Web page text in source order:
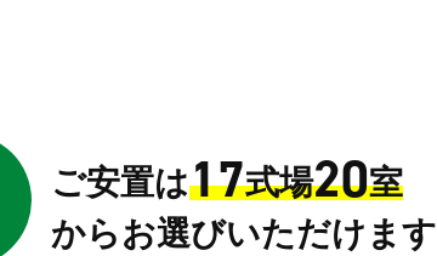
ご安置は17式場20室
からお選びいただけます